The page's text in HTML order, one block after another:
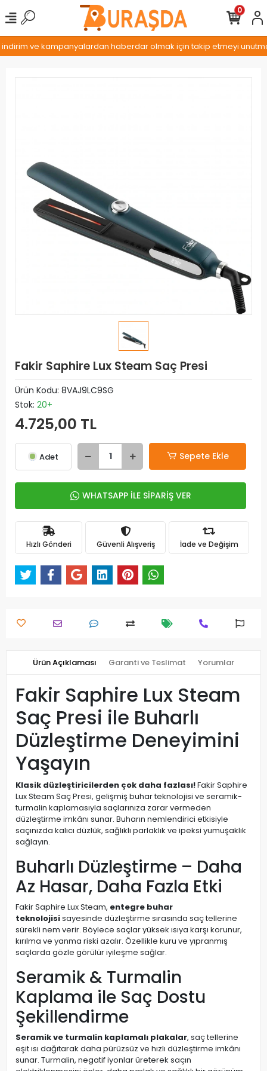
ve kampanyalardan haberdar olmak için takip etmeyi
0
Fakir Saphire Lux Steam Saç Presi
Ürün Kodu: 8VAJ9LC9SG
Stok: 20+
4.725,00 TL
Adet Sepete Ekle
WHATSAPP İLE SİPARİŞ VER
Hızlı Gönderi Güvenli Alışveriş İade ve Değişim
Ürün Açıklaması Garanti ve Teslimat Yorumlar
Fakir Saphire Lux Steam
Saç Presi ile Buharlı
Düzleştirme Deneyimini
Yaşayın
Klasik düzleştiricilerden çok daha fazlası!Fakir Saphire
Lux Steam Saç Presi, gelişmiş buhar teknolojisi ve seramik-
turmalin kaplamasıyla saçlarınıza zarar vermeden
düzleştirme imkânı sunar. Buharın nemlendirici etkisiyle
saçınızda kalıcı düzlük, sağlıklı parlaklık ve ipeksi yumuşaklık
sağlayın.
Buharlı Düzleştirme – Daha
Az Hasar, Daha Fazla Etki
Fakir Saphire Lux Steam, entegre buhar
teknolojisisayesinde düzleştirme sırasında saç tellerine
sürekli nem verir. Böylece saçlar yüksek ısıya karşı korunur,
kırılma ve yanma riski azalır. Özellikle kuru ve yıpranmış
saçlarda gözle görülür iyileşme sağlar.
Seramik & Turmalin
Kaplama ile Saç Dostu
Şekillendirme
Seramik ve turmalin kaplamalı plakalar, saç tellerine
eşit ısı dağıtarak daha pürüzsüz ve hızlı düzleştirme imkânı
sunar. Turmalin, negatif iyonlar üreterek saçın